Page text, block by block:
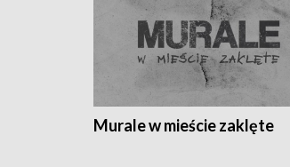
Murale w mieście zaklęte